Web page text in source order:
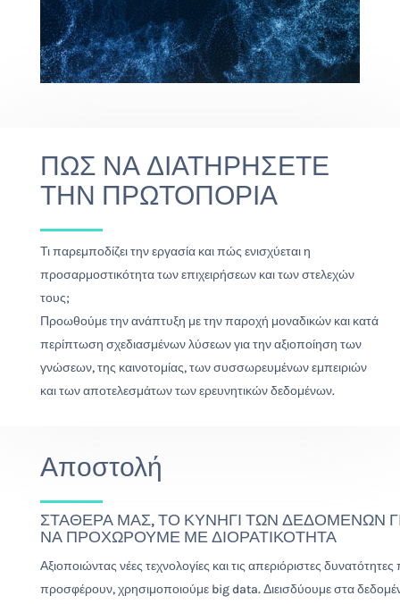
ΠΩΣ ΝΑ ΔΙΑΤΗΡΗΣΕΤΕ
ΤΗΝ ΠΡΩΤΟΠΟΡΙΑ
Τι παρεμποδίζει την εργασία και πώς ενισχύεται η
προσαρμοστικότητα των επιχειρήσεων και των στελεχών
τους;
Προωθούμε την ανάπτυξη με την παροχή μοναδικών και κατά
περίπτωση σχεδιασμένων λύσεων για την αξιοποίηση των
γνώσεων, της καινοτομίας, των συσσωρευμένων εμπειριών
και των αποτελεσμάτων των ερευνητικών δεδομένων.
Αποστολή
ΣΤΑΘΕΡΑ ΜΑΣ, ΤΟ ΚΥΝΗΓΙ ΤΩΝ ΔΕΔΟΜΕΝΩΝ
ΝΑ ΠΡΟΧΩΡΟΥΜΕ ΜΕ ΔΙΟΡΑΤΙΚΟΤΗΤΑ
Αξιοποιώντας νέες τεχνολογίες και τις απεριόριστες
προσφέρουν, χρησιμοποιούμε big data. Διεισδύουμε στα